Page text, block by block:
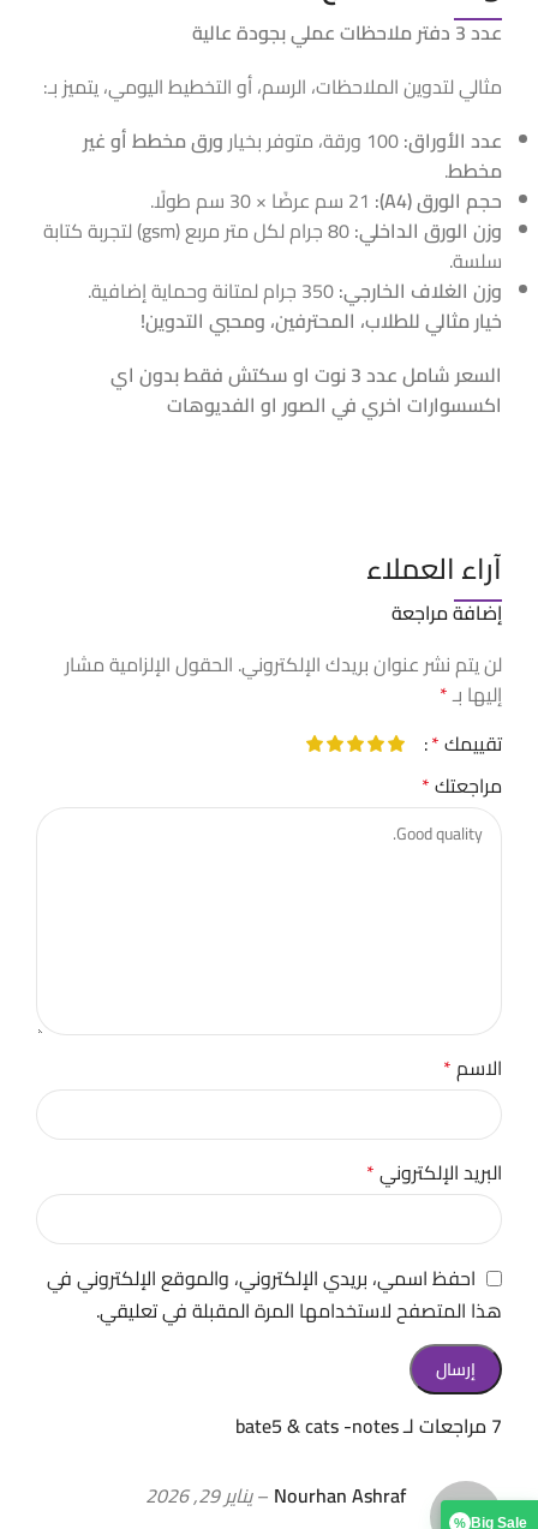
عدد 3 دفتر ملاحظات عملي بجودة عالية
مثالي لتدوين الملاحظات، الرسم، أو التخطيط اليومي، يتميز بـ:
عدد الأوراق:
ورق مخطط أو غير
مخطط.
حجم الورق (A4):
وزن الورق الداخلي:
80 جرام لكل متر مربع (gsm) لتجربة كتابة
سلسة.
وزن الغلاف الخارجي:
خيار مثالي للطلاب، المحترفين، ومحبي التدوين!
السعر شامل عدد 3 نوت او سكتش فقط بدون اي
اكسسوارات اخري في الصور او الفديوهات
آراء العملاء
7 مراجعات لـ
bate5 & cats -notes
Nourhan Ashraf
–يناير 29, 2026
إضافة مراجعة
لن يتم نشر عنوان بريدك الإلكتروني. الحقول الإلزامية مشار
إليها بـ*
تقييمك*
مراجعتك*
الاسم*
البريد الإلكتروني*
احفظ اسمي، بريدي الإلكتروني، والموقع الإلكتروني في
هذا المتصفح لاستخدامها المرة المقبلة في تعليقي.
% Big Sale